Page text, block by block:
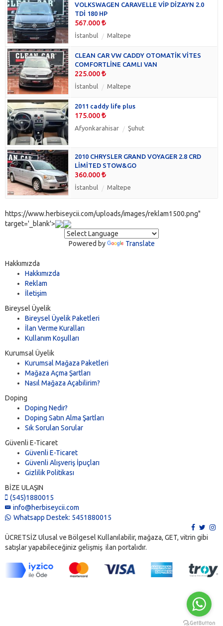
Renault (0)
Seat (0)
Skoda (0)
Suzuki (0)
Temsa (0)
Toyota (0)
VOLKSWAGEN CARAVELLE VİP DİZAYN 2.0
TDİ 180 HP
567.000
İstanbul Maltepe
CLEAN CAR VW CADDY OTOMATİK VİTES
COMFORTLİNE CAMLI VAN
225.000
İstanbul Maltepe
2011 caddy life plus
175.000
Afyonkarahisar Şuhut
2010 CHRYSLER GRAND VOYAGER 2.8 CRD
LİMİTED STOW&GO
360.000
İstanbul Maltepe
https://www.herbiseycii.com/uploads/images/reklam1500.png"
target='_blank'>
Powered by Translate
Hakkımızda
Hakkımızda
Reklam
İletişim
Bireysel Üyelik
Bireysel Üyelik Paketleri
İlan Verme Kuralları
Kullanım Koşulları
Kurumsal Üyelik
Kurumsal Mağaza Paketleri
Mağaza Açma Şartları
Nasıl Mağaza Açabilirim?
Doping
Doping Nedir?
Doping Satın Alma Şartları
Sık Sorulan Sorular
Güvenli E-Ticaret
Güvenli E-Ticaret
Güvenli Alışveriş İpuçları
Gizlilik Politikası
BİZE ULAŞIN
(545)1880015
info@herbiseycii.com
Whatsapp Destek: 5451880015
ÜCRETSİZ Ulusal ve Bölgesel Kullanılabilir, mağaza, GET, vitrin gibi
satışlar yapabileceğiniz gelişmiş ilan portalıdır.